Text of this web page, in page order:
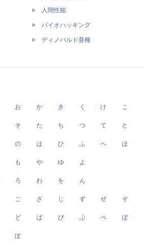
人間性能
バイオハッキング
ディノバルド亜種
お か き く け こ
そ た ち つ て と
の は ひ ふ へ ほ
も や ゆ よ
ろ わ を ん
ご ざ じ ず ぜ ぞ
ど ば び ぶ べ ぼ
ぽ